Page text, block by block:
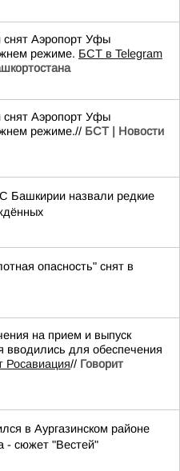
снят Аэропорт Уфы
режиме. БСТ в Telegram
снят Аэропорт Уфы
режиме.// БСТ | Новости
Башкирии назвали редкие
опасность" снят в
на прием и выпуск
вводились для обеспечения
Росавиация// Говорит
в Аургазинском районе
- сюжет "Вестей"